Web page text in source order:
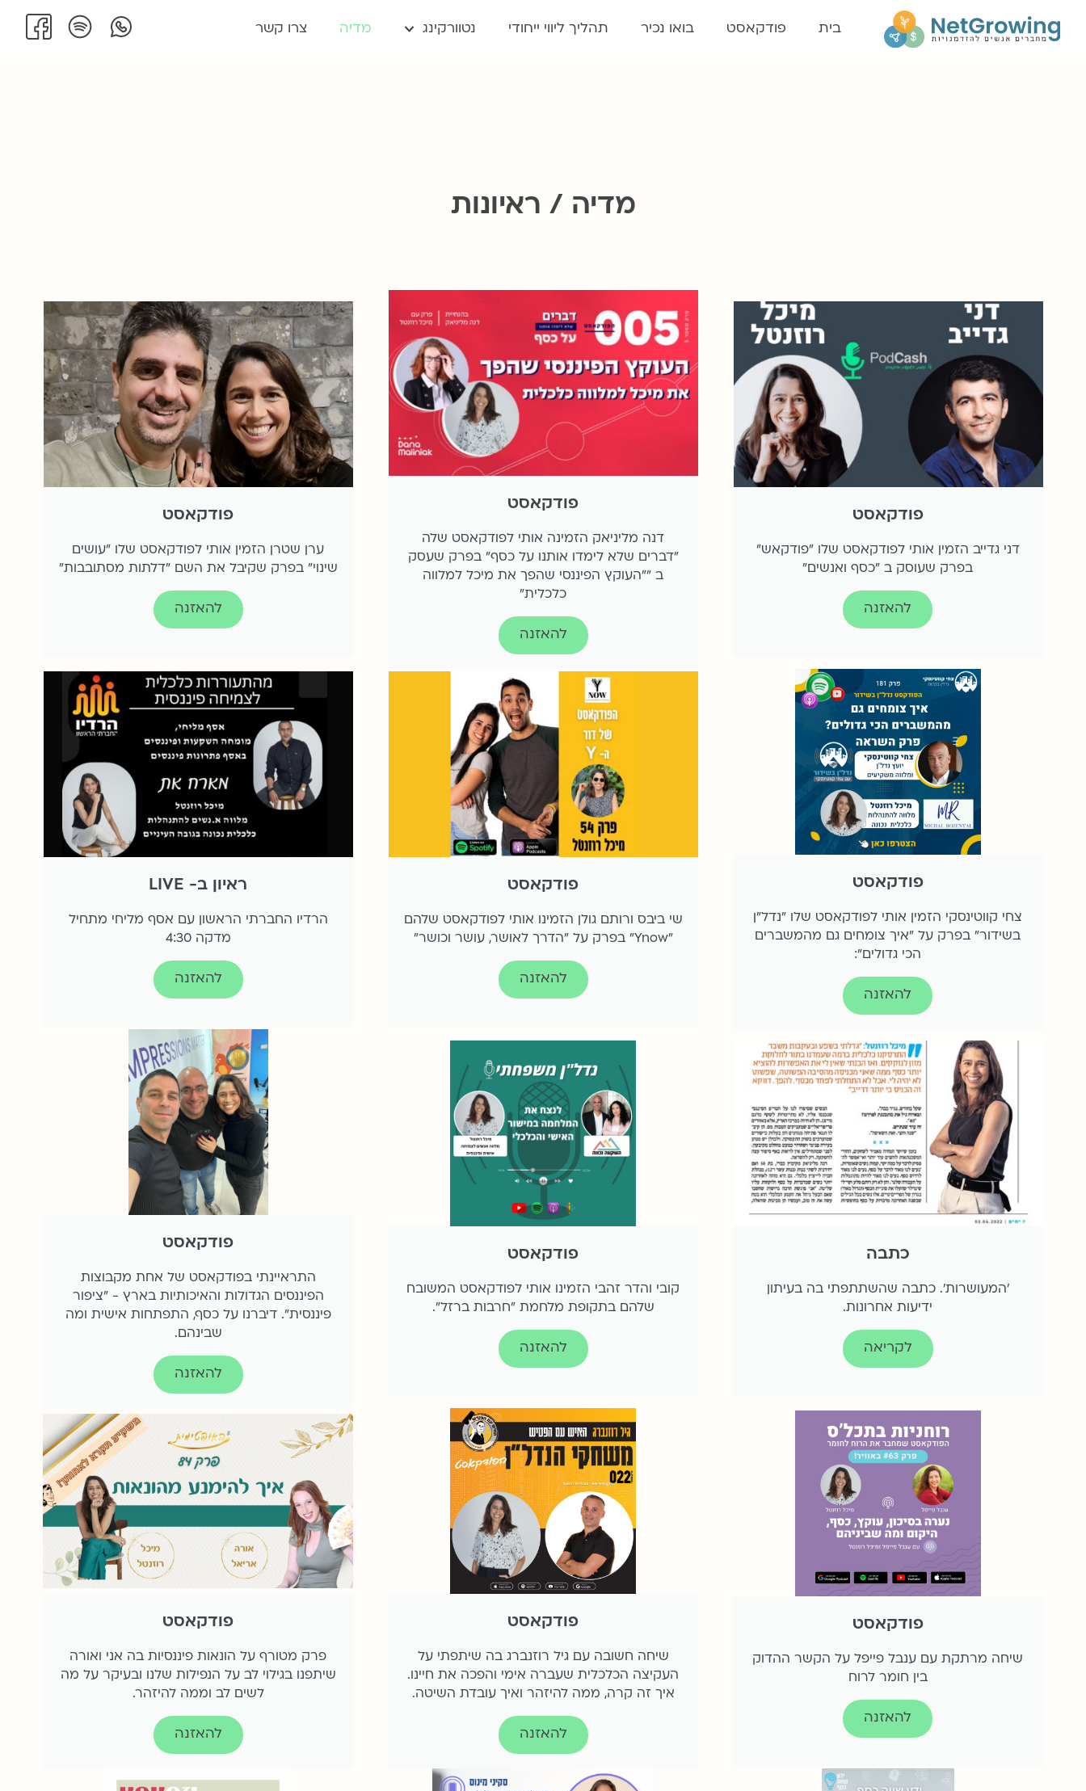
בית פודקאסט בואו נכיר תהליך ליווי ייחודי נטוורקינג מדיה צרו קשר
מדיה / ראיונות
פודקאסט
דני גדייב הזמין אותי לפודקאסט שלו "פודקאש"
בפרק שעוסק ב "כסף ואנשים״
להאזנה
פודקאסט
דנה מליניאק הזמינה אותי לפודקאסט שלה
"דברים שלא לימדו אותנו על כסף" בפרק שעסק
ב ""העוקץ הפיננסי שהפך את מיכל למלווה
כלכלית"
להאזנה
פודקאסט
ערן שטרן הזמין אותי לפודקאסט שלו "עושים
שינוי" בפרק שקיבל את השם "דלתות מסתובבות"
להאזנה
פודקאסט
צחי קווטינסקי הזמין אותי לפודקאסט שלו "נדל"ן
בשידור" בפרק על "איך צומחים גם מהמשברים
הכי גדולים":
להאזנה
פודקאסט
שי ביבס ורותם גולן הזמינו אותי לפודקאסט שלהם
"Ynow" בפרק על "הדרך לאושר, עושר וכושר"
להאזנה
ראיון ב- LIVE
הרדיו החברתי הראשון עם אסף מליחי מתחיל
מדקה 4:30
להאזנה
כתבה
׳המעושרות׳. כתבה שהשתתפתי בה בעיתון
ידיעות אחרונות.
לקריאה
פודקאסט
קובי והדר זהבי הזמינו אותי לפודקאסט המשובח
שלהם בתקופת מלחמת "חרבות ברזל".
להאזנה
פודקאסט
התראיינתי בפודקאסט של אחת מקבוצות
הפיננסים הגדולות והאיכותיות בארץ - "ציפור
פיננסית". דיברנו על כסף, התפתחות אישית ומה
שבינהם.
להאזנה
פודקאסט
שיחה מרתקת עם ענבל פייפל על הקשר ההדוק
בין חומר לרוח
להאזנה
פודקאסט
שיחה חשובה עם גיל רוזנברג בה שיתפתי על
העקיצה הכלכלית שעברה אימי והפכה את חיינו.
איך זה קרה, ממה להיזהר ואיך עובדת השיטה.
להאזנה
פודקאסט
פרק מטורף על הונאות פיננסיות בה אני ואורה
שיתפנו בגילוי לב על הנפילות שלנו ובעיקר על מה
לשים לב וממה להיזהר.
להאזנה